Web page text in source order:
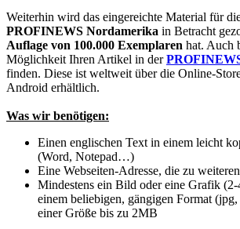
Weiterhin wird das eingereichte Material für
PROFINEWS Nordamerika in Betracht
Auflage von 100.000 Exemplaren hat. Auch
Möglichkeit Ihren Artikel in der
finden. Diese ist weltweit über die Online-
Android erhältlich.
Was wir benötigen:
Einen englischen Text in einem leicht
(Word, Notepad…)
Eine Webseiten-Adresse, die zu
Mindestens ein Bild oder eine Grafik
einem beliebigen, gängigen Format
einer Größe bis zu 2MB